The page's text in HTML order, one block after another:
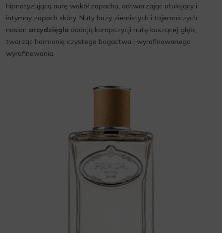
hipnotyzującą aurę wokół zapachu, odtwarzając otulający i
intymny zapach skóry. Nuty bazy ziemistych i tajemniczych
nasion arcydzięgla dodają kompozycji nutę kuszącej głębi,
tworząc harmonię czystego bogactwa i wyrafinowanego
wyrafinowania.